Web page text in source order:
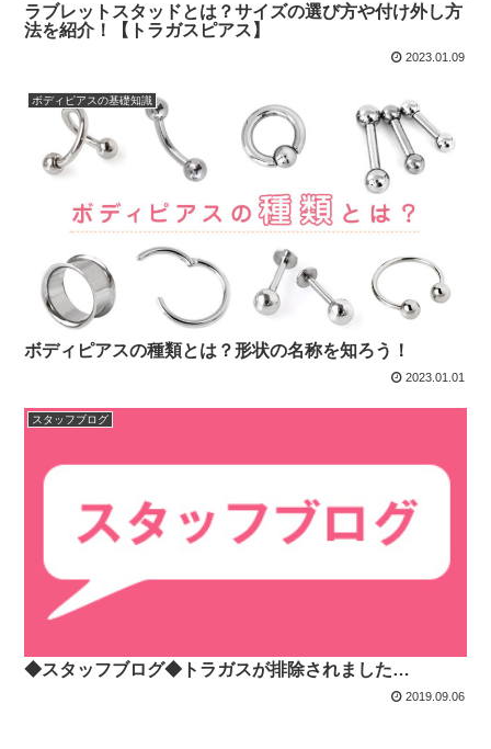
ラブレットスタッドとは？サイズの選び方や付け外し方
法を紹介！【トラガスピアス】
2023.01.09
ボディピアスの基礎知識
ボディピアスの種類とは？形状の名称を知ろう！
2023.01.01
スタッフブログ
◆スタッフブログ◆トラガスが排除されました…
2019.09.06